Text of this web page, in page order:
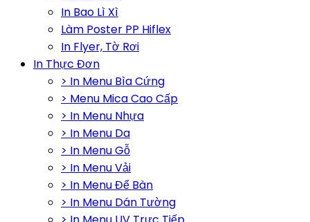
In Bao Lì Xì
Làm Poster PP Hiflex
In Flyer, Tờ Rơi
In Thực Đơn
> In Menu Bìa Cứng
> Menu Mica Cao Cấp
> In Menu Nhựa
> In Menu Da
> In Menu Gỗ
> In Menu Vải
> In Menu Để Bàn
> In Menu Dán Tường